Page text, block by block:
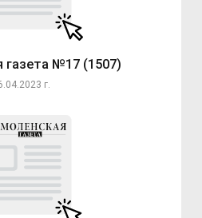
газета №17 (1507)
г.